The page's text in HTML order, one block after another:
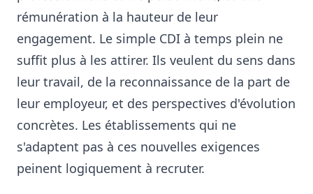
rémunération à la hauteur de leur
engagement. Le simple CDI à temps plein ne
suffit plus à les attirer. Ils veulent du sens dans
leur travail, de la reconnaissance de la part de
leur employeur, et des perspectives d'évolution
concrètes. Les établissements qui ne
s'adaptent pas à ces nouvelles exigences
peinent logiquement à recruter.